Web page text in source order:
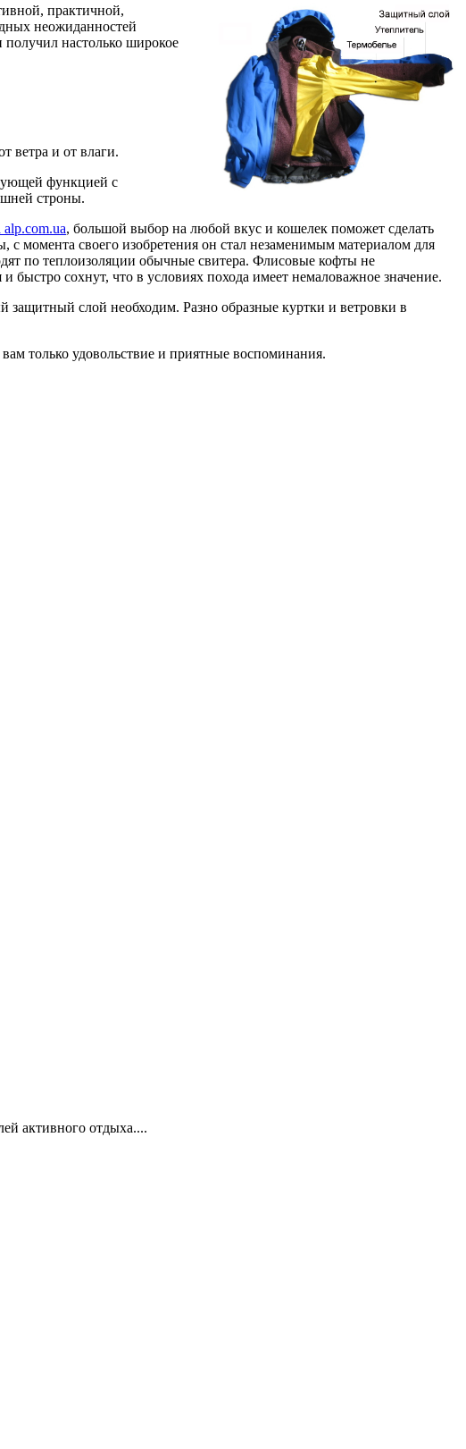
практичной,
неожиданностей
настолько широкое
ветра и от влаги.
функцией с
строны.
, большой выбор на любой вкус и кошелек поможет сделать
момента своего изобретения он стал незаменимым материалом для
по теплоизоляции обычные свитера. Флисовые кофты не
сохнут, что в условиях похода имеет немаловажное значение.
слой необходим. Разно образные куртки и ветровки в
только удовольствие и приятные воспоминания.
активного отдыха....